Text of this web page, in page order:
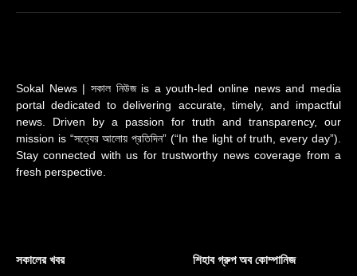
(Twitter)
Sokal News | সকাল নিউজ is a youth-led online news and media
portal dedicated to delivering accurate, timely, and impactful
news. Driven by a passion for truth and transparency, our
mission is “সত্যের আলোয় প্রতিদিন” (“In the light of truth, every day”).
Stay connected with us for trustworthy news coverage from a
fresh perspective.
সকালের খবর শিহাব গ্রুপ অব কোম্পানিজ